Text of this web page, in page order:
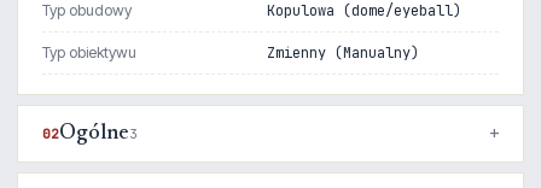
Typ obudowy Kopulowa (dome/eyeball)
Typ obiektywu Zmienny (Manualny)
02Ogólne3